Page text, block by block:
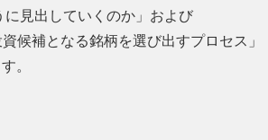
見出していくのか」および
候補となる銘柄を選び出すプロセス」
。